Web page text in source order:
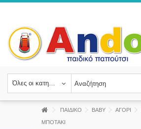
Όλες οι κατηγορίες
ΠΑΙΔΙΚΟ BABY ΑΓΟΡΙ
ΜΠΟΤΑΚΙ